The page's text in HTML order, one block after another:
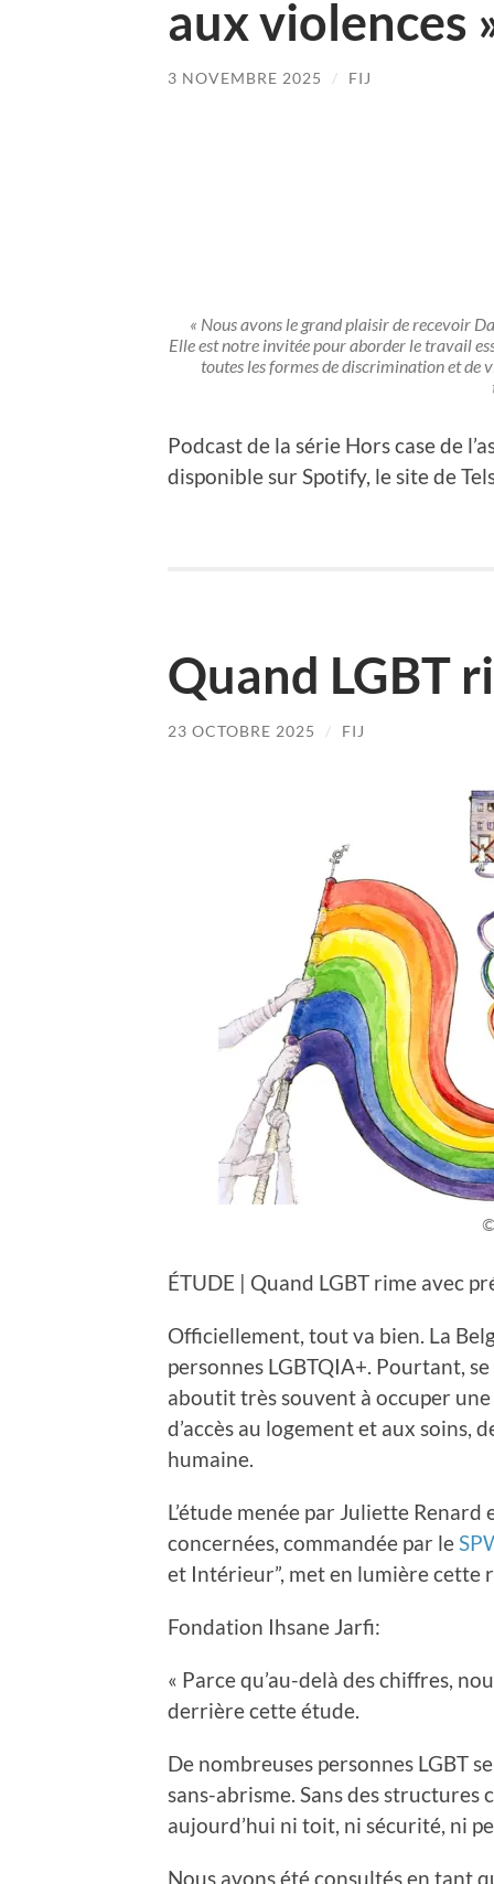
aux violences
3 NOVEMBRE 2025 / FIJ
« Nous avons le grand plaisir de recevoir
Elle est notre invitée pour aborder le travail
toutes les formes de discrimination et de
Podcast de la série Hors case de
disponible sur Spotify, le site de
Quand LGBT
23 OCTOBRE 2025 / FIJ
ÉTUDE | Quand LGBT rime avec
Officiellement, tout va bien. La
personnes LGBTQIA+. Pourtant,
aboutit très souvent à occuper
d’accès au logement et aux soins,
humaine.
L’étude menée par Juliette
concernées, commandée par le
et Intérieur”, met en lumière cette
Fondation Ihsane Jarfi:
« Parce qu’au-delà des chiffres,
derrière cette étude.
De nombreuses personnes LGBT
sans-abrisme. Sans des structures
aujourd’hui ni toit, ni sécurité, ni
Nous avons été consultés en tant